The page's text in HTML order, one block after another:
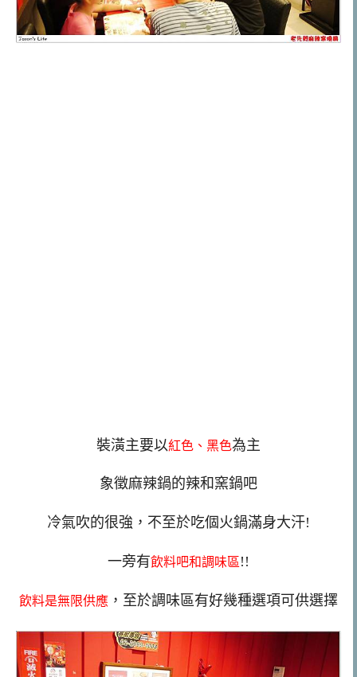
裝潢主要以紅色、黑色為主
象徵麻辣鍋的辣和窯鍋吧
冷氣吹的很強，不至於吃個火鍋滿身大汗!
一旁有飲料吧和調味區 !!
飲料是無限供應 ，至於調味區有好幾種選項可供選擇